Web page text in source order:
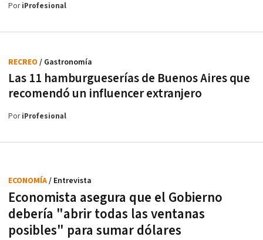
PoriProfesional
Las 11 hamburgueserías de Buenos Aires que
recomendó un influencer extranjero
RECREO / Gastronomía
PoriProfesional
Economista asegura que el Gobierno
debería "abrir todas las ventanas
posibles" para sumar dólares
ECONOMÍA/ Entrevista